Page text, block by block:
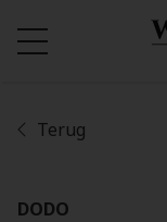
Terug
DODO